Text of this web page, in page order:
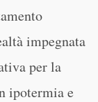
impegnata
per la
ipotermia e